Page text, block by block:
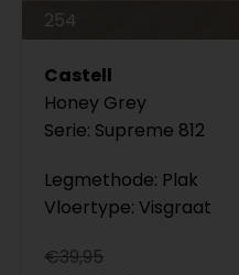
254
Castell
Honey Grey
Serie: Supreme 812
Legmethode: Plak
Vloertype: Visgraat
€39,95